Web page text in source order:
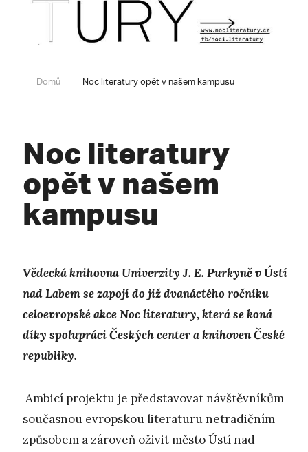
Domů Noc literatury opět v našem kampusu
Noc literatury
opět v našem
kampusu
Vědecká knihovna Univerzity J. E. Purkyně v Ústí
nad Labem se zapojí do již dvanáctého ročníku
celoevropské akce Noc literatury, která se koná
díky spolupráci Českých center a knihoven České
republiky.
Ambicí projektu je představovat návštěvníkům
současnou evropskou literaturu netradičním
způsobem a zároveň oživit město Ústí nad